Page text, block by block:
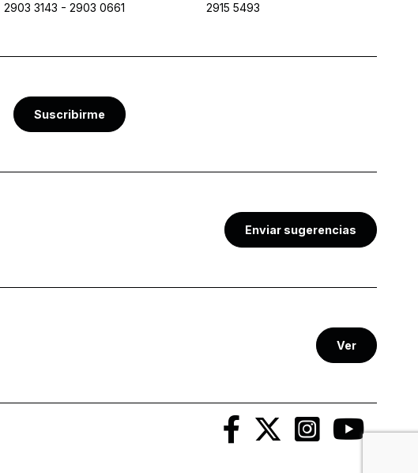
2903 3143 - 2903 0661
2915 5493
Suscribirme
Enviar sugerencias
Ver